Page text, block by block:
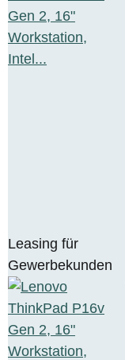
Leasing für
Gewerbekunden